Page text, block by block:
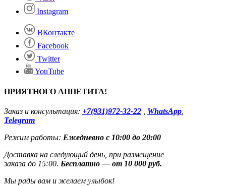
Instagram
ВКонтакте
Facebook
Twitter
YouTube
ПРИЯТНОГО АППЕТИТА!
Заказ и консультация: +7(931)972-32-22 WhatsApp
Telegram
Режим работы: Ежедневно с 10:00 до 20:00
Доставка на следующий день, при размещение
заказа до 15:00. Бесплатно — от 10 000 руб.
Мы рады вам и желаем улыбок!